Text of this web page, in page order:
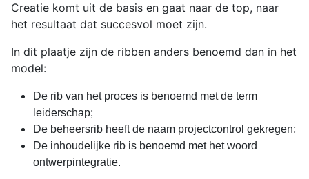
Creatie komt uit de basis en gaat naar de top, naar
het resultaat dat succesvol moet zijn.
In dit plaatje zijn de ribben anders benoemd dan in het
model:
De rib van het proces is benoemd met de term
leiderschap;
De beheersrib heeft de naam projectcontrol gekregen;
De inhoudelijke rib is benoemd met het woord
ontwerpintegratie.